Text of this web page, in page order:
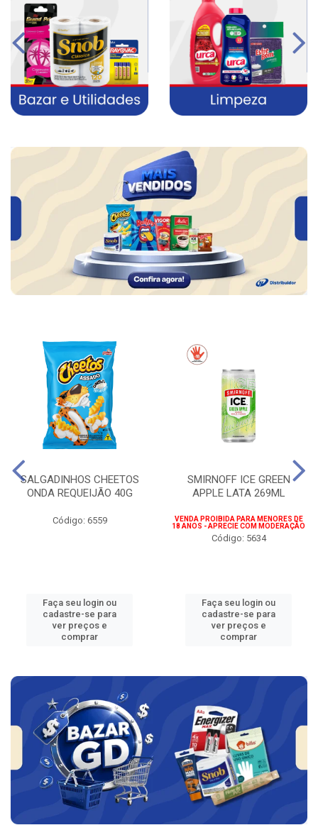
SALGADINHOS CHEETOS
ONDA REQUEIJÃO 40G
Código: 6559
Faça seu login ou
cadastre-se para
ver preços e
comprar
SMIRNOFF ICE GREEN
APPLE LATA 269ML
VENDA PROIBIDA PARA MENORES DE
18 ANOS - APRECIE COM MODERAÇÃO
Código: 5634
Faça seu login ou
cadastre-se para
ver preços e
comprar